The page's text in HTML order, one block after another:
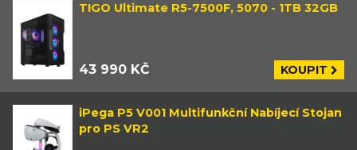
TIGO Ultimate R5-7500F, 5070 - 1TB 32GB
43 990 KČ KOUPIT
iPega P5 V001 Multifunkční Nabíjecí Stojan
pro PS VR2